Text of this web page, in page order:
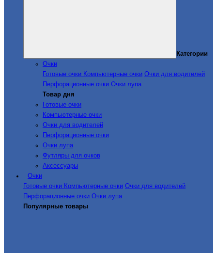
Категории
Очки
Готовые очки Компьютерные очки Очки для водителей
Перфорационные очки Очки лупа
Товар дня
Готовые очки
Компьютерные очки
Очки для водителей
Перфорационные очки
Очки лупа
Футляры для очков
Аксессуары
Очки
Готовые очки Компьютерные очки Очки для водителей
Перфорационные очки Очки лупа
Популярные товары